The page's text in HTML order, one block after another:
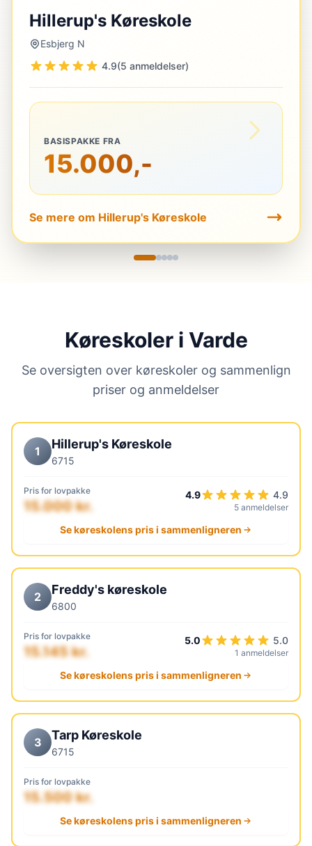
Hillerup's Køreskole
Esbjerg N
4.9(5 anmeldelser)
BASISPAKKE FRA
15.000,-
Se mere om Hillerup's Køreskole
Køreskoler i Varde
Se oversigten over køreskoler og sammenlign
priser og anmeldelser
1 Hillerup's Køreskole
6715
Pris for lovpakke
15.000 kr.
4.9 4.9
5 anmeldelser
Se køreskolens pris i sammenligneren
2 Freddy's køreskole
6800
Pris for lovpakke
15.145 kr.
5.0 5.0
1 anmeldelser
Se køreskolens pris i sammenligneren
3 Tarp Køreskole
6715
Pris for lovpakke
15.500 kr.
Se køreskolens pris i sammenligneren